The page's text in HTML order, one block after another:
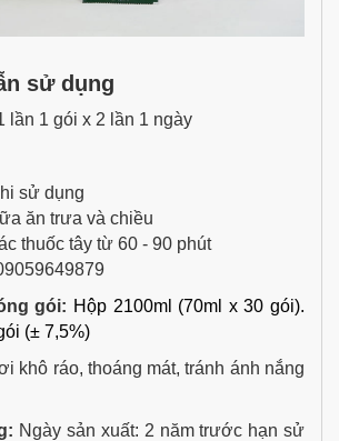
sử dụng
lần 1 gói x 2 lần 1 ngày
sử dụng
ăn trưa và chiều
thuốc tây từ 60 - 90 phút
gói: Hộp 2100ml (70ml x 30 gói).
(± 7,5%)
khô ráo, thoáng mát, tránh ánh nắng
Ngày sản xuất: 2 năm trước hạn sử